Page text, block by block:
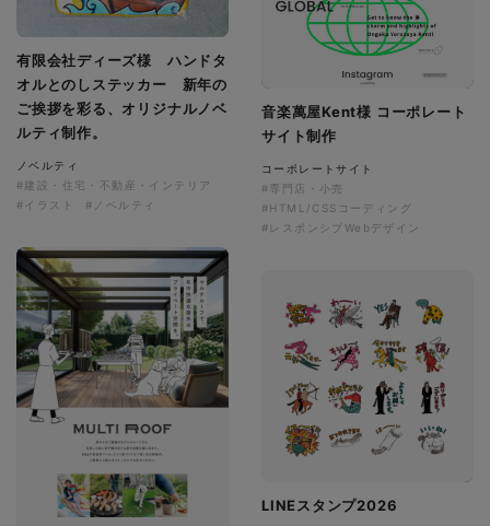
音楽萬屋Kent様 コーポレート
サイト制作
コーポレートサイト
#専門店・小売
#HTML/CSSコーディング
#レスポンシブWebデザイン
有限会社ディーズ様 ハンドタ
オルとのしステッカー 新年の
ご挨拶を彩る、オリジナルノベ
ルティ制作。
ノベルティ
#建設・住宅・不動産・インテリア
#イラスト
#ノベルティ
LINEスタンプ2026